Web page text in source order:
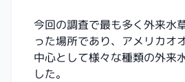
今回の調査で最も多く外来水
った場所であり、アメリカオ
中心として様々な種類の外来
した。